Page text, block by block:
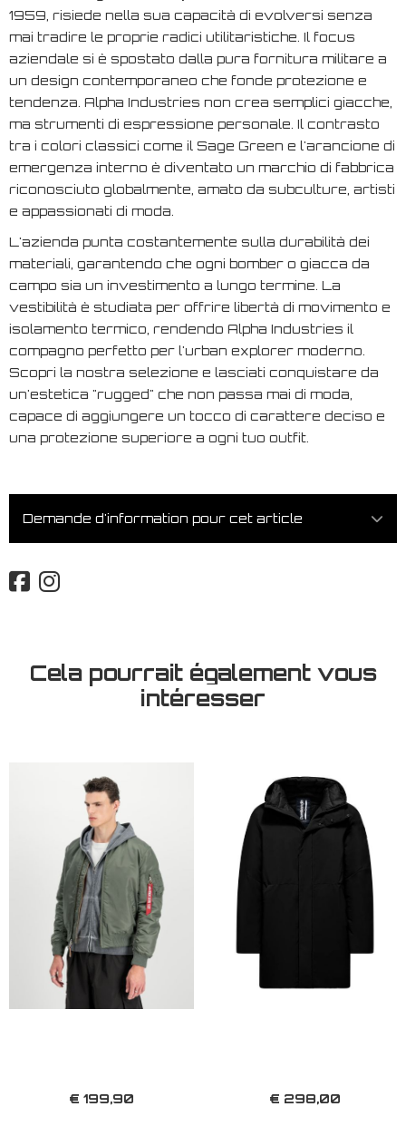
1959, risiede nella sua capacità di evolversi senza
mai tradire le proprie radici utilitaristiche. Il focus
aziendale si è spostato dalla pura fornitura militare a
un design contemporaneo che fonde protezione e
tendenza. Alpha Industries non crea semplici giacche,
ma strumenti di espressione personale. Il contrasto
tra i colori classici come il Sage Green e l'arancione di
emergenza interno è diventato un marchio di fabbrica
riconosciuto globalmente, amato da subculture, artisti
e appassionati di moda.
L'azienda punta costantemente sulla durabilità dei
materiali, garantendo che ogni bomber o giacca da
campo sia un investimento a lungo termine. La
vestibilità è studiata per offrire libertà di movimento e
isolamento termico, rendendo Alpha Industries il
compagno perfetto per l'urban explorer moderno.
Scopri la nostra selezione e lasciati conquistare da
un'estetica "rugged" che non passa mai di moda,
capace di aggiungere un tocco di carattere deciso e
una protezione superiore a ogni tuo outfit.
Demande d'information pour cet article
Cela pourrait également vous
intéresser
€ 199,90 € 298,00